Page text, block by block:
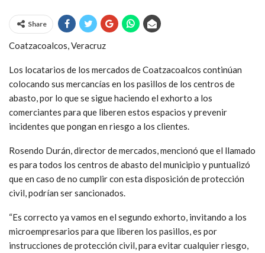
Share
Coatzacoalcos, Veracruz
Los locatarios de los mercados de Coatzacoalcos continúan
colocando sus mercancías en los pasillos de los centros de
abasto, por lo que se sigue haciendo el exhorto a los
comerciantes para que liberen estos espacios y prevenir
incidentes que pongan en riesgo a los clientes.
Rosendo Durán, director de mercados, mencionó que el llamado
es para todos los centros de abasto del municipio y puntualizó
que en caso de no cumplir con esta disposición de protección
civil, podrían ser sancionados.
“Es correcto ya vamos en el segundo exhorto, invitando a los
microempresarios para que liberen los pasillos, es por
instrucciones de protección civil, para evitar cualquier riesgo,